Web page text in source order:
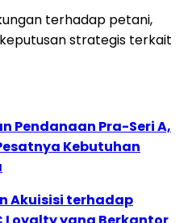
terhadap petani,
strategis terkait
Pendanaan Pra-Seri A,
Kebutuhan
Akuisisi terhadap